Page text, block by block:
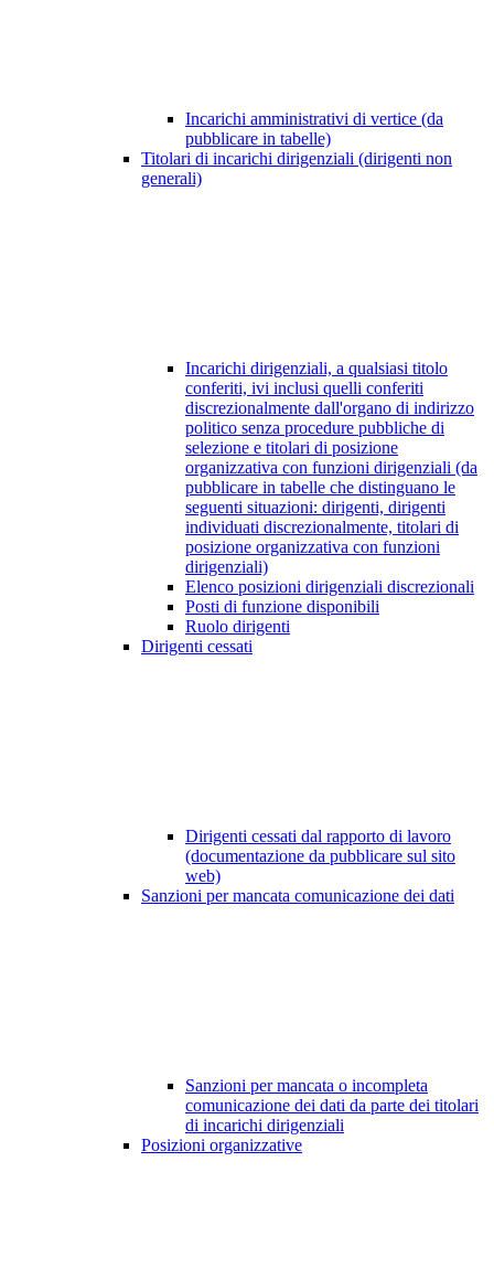
Incarichi amministrativi di vertice (da
pubblicare in tabelle)
Titolari di incarichi dirigenziali (dirigenti non
generali)
Incarichi dirigenziali, a qualsiasi titolo
conferiti, ivi inclusi quelli conferiti
discrezionalmente dall'organo di indirizzo
politico senza procedure pubbliche di
selezione e titolari di posizione
organizzativa con funzioni dirigenziali (da
pubblicare in tabelle che distinguano le
seguenti situazioni: dirigenti, dirigenti
individuati discrezionalmente, titolari di
posizione organizzativa con funzioni
dirigenziali)
Elenco posizioni dirigenziali discrezionali
Posti di funzione disponibili
Ruolo dirigenti
Dirigenti cessati
Dirigenti cessati dal rapporto di lavoro
(documentazione da pubblicare sul sito
web)
Sanzioni per mancata comunicazione dei dati
Sanzioni per mancata o incompleta
comunicazione dei dati da parte dei titolari
di incarichi dirigenziali
Posizioni organizzative